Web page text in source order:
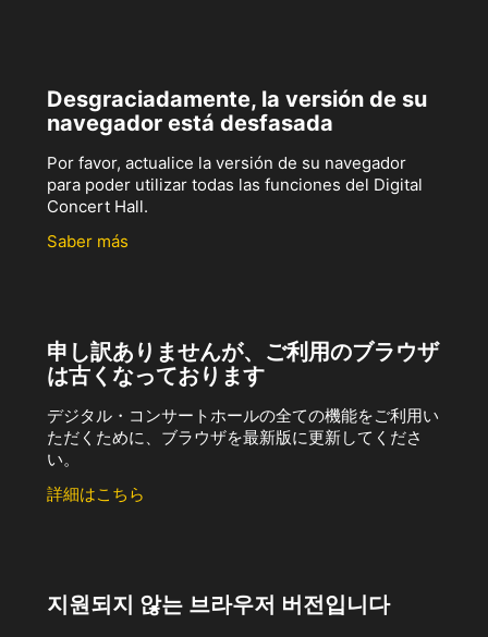
Desgraciadamente, la versión de su
navegador está desfasada
Por favor, actualice la versión de su navegador
para poder utilizar todas las funciones del Digital
Concert Hall.
Saber más
申し訳ありませんが、ご利用のブラウザ
は古くなっております
デジタル・コンサートホールの全ての機能をご利用い
ただくために、ブラウザを最新版に更新してくださ
い。
詳細はこちら
지원되지 않는 브라우저 버전입니다